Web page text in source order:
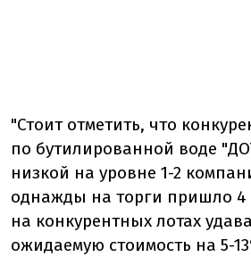
"Стоит отметить, что
по бутилированной воде
низкой на уровне 1-2
однажды на торги пришло 4
на конкурентных лотах
ожидаемую стоимость на 5-